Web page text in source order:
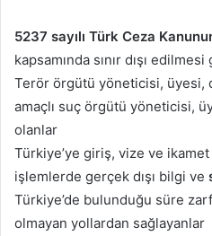
5237 sayılı Türk Ceza
kapsamında sınır dışı
Terör örgütü yöneticisi, üyesi,
amaçlı suç örgütü yöneticisi,
olanlar
Türkiye’ye giriş, vize ve
işlemlerde gerçek dışı bilgi ve
Türkiye’de bulunduğu süre
olmayan yollardan sağlayanlar